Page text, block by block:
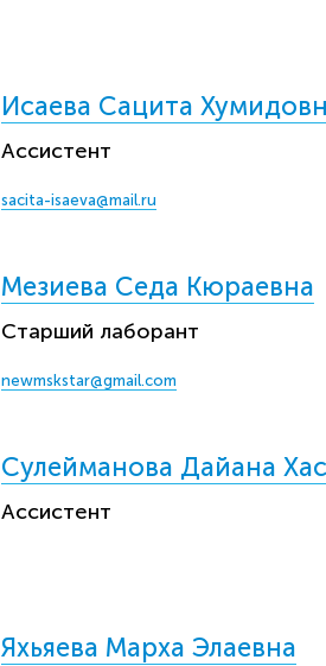
Исаева Сацита
Ассистент
sacita-isaeva@mail.ru
Мезиева Седа Кюраевна
Старший лаборант
newmskstar@gmail.com
Сулейманова Дайана
Ассистент
Яхьяева Марха Элаевна